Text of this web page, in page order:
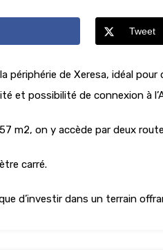
Tweet
périphérie de Xeresa, idéal
et possibilité de connexion à
m2, on y accède par deux
carré.
d’investir dans un terrain